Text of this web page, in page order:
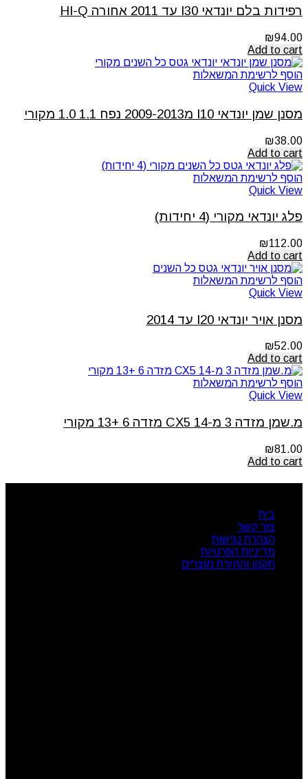
רפידות בלם יונדאי I30 עד 2011 אחורה HI-Q
₪94.00
Add to cart
הוסף לרשימת המשאלות
Quick View
מסנן שמן יונדאי I10 מ2009-2013 נפח 1.1 1.0 מקורי
₪38.00
Add to cart
הוסף לרשימת המשאלות
Quick View
פלג יונדאי מקורי (4 יחידות)
₪112.00
Add to cart
הוסף לרשימת המשאלות
Quick View
מסנן אויר יונדאי I20 עד 2014
₪52.00
Add to cart
הוסף לרשימת המשאלות
Quick View
מ.שמן מזדה 3 מ-14 CX5 מזדה 6 +13 מקורי
₪81.00
Add to cart
בית
צור קשר
הצהרת נגישות
מדיניות הפרטיות
תקנון והחזרת מוצרים